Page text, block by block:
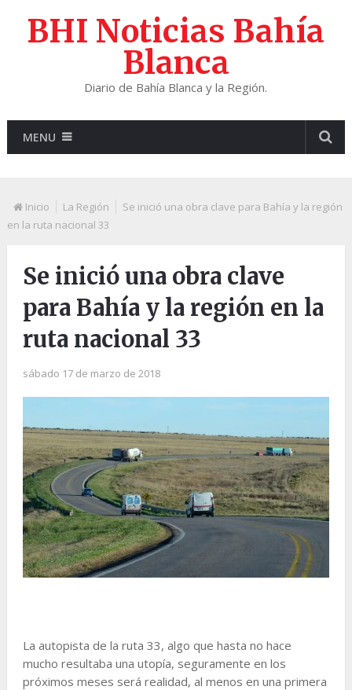
BHI Noticias Bahía
Blanca
Diario de Bahía Blanca y la Región.
MENU
Inicio La Región
Se inició una obra clave para Bahía y la región
en la ruta nacional 33
Se inició una obra clave
para Bahía y la región en la
ruta nacional 33
sábado 17 de marzo de 2018
La autopista de la ruta 33, algo que hasta no hace
mucho resultaba una utopía, seguramente en los
próximos meses será realidad, al menos en una primera